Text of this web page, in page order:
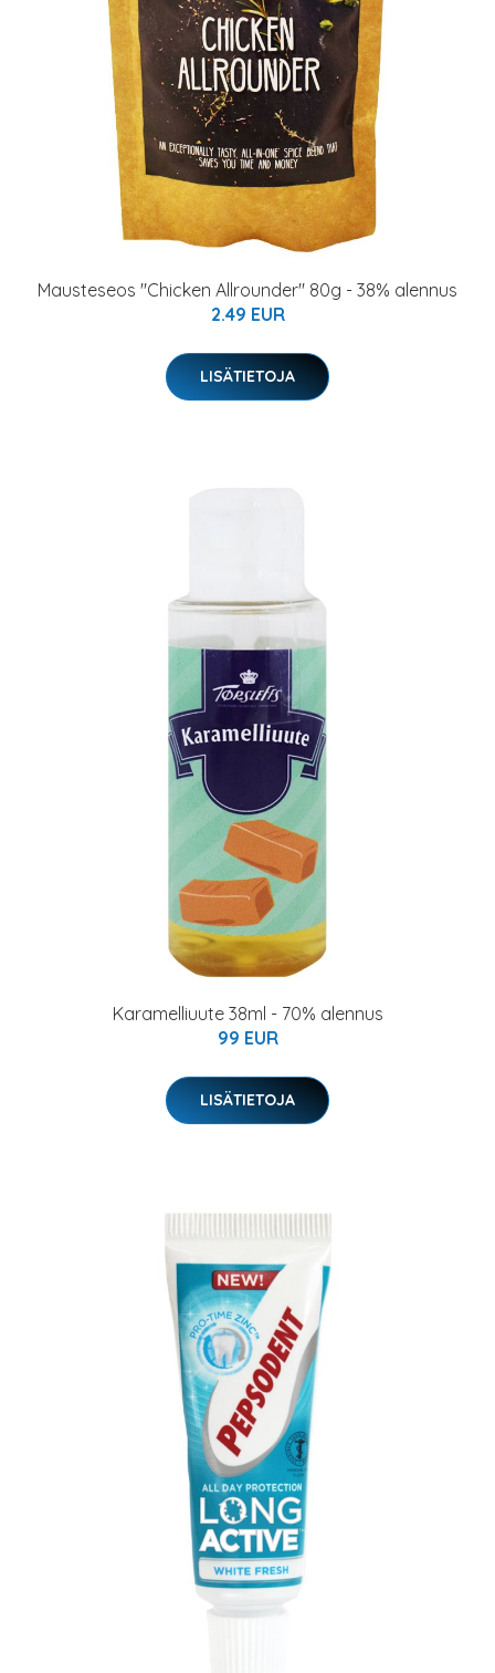
Mausteseos "Chicken Allrounder" 80g - 38% alennus
2.49 EUR
LISÄTIETOJA
Karamelliuute 38ml - 70% alennus
99 EUR
LISÄTIETOJA